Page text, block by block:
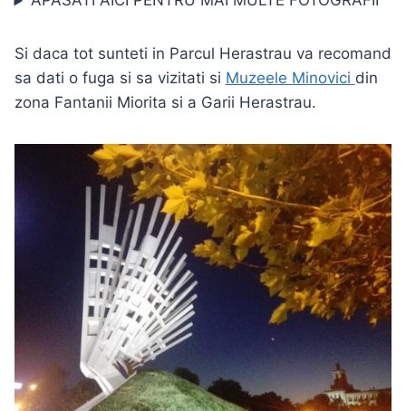
Si daca tot sunteti in Parcul Herastrau va recomand
sa dati o fuga si sa vizitati si Muzeele Minovici din
zona Fantanii Miorita si a Garii Herastrau.